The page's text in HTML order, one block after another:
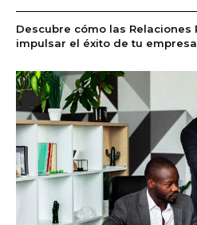
Descubre cómo las Relaciones
impulsar el éxito de tu empresa